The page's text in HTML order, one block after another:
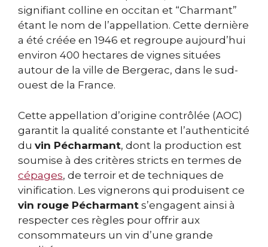
signifiant colline en occitan et “Charmant”
étant le nom de l’appellation. Cette dernière
a été créée en 1946 et regroupe aujourd’hui
environ 400 hectares de vignes situées
autour de la ville de Bergerac, dans le sud-
ouest de la France.
Cette appellation d’origine contrôlée (AOC)
garantit la qualité constante et l’authenticité
du vin Pécharmant, dont la production est
soumise à des critères stricts en termes de
cépages, de terroir et de techniques de
vinification. Les vignerons qui produisent ce
vin rouge Pécharmant s’engagent ainsi à
respecter ces règles pour offrir aux
consommateurs un vin d’une grande